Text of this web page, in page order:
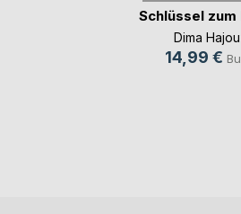
Schlüssel zum
Dima
14,99 €